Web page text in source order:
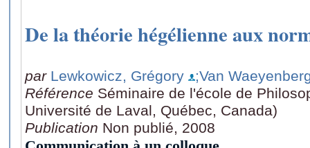
De la théorie hégélienne aux
par Lewkowicz, Grégory
;Van
Référence Séminaire de l'école de
Université de Laval, Québec, Canada)
Publication Non publié, 2008